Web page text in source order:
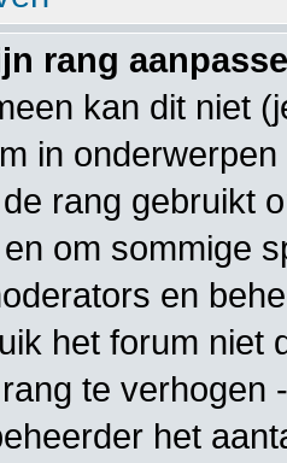
rang
kan dit niet
in
rang gebruikt
om sommige
en
het forum niet
te verhogen
het